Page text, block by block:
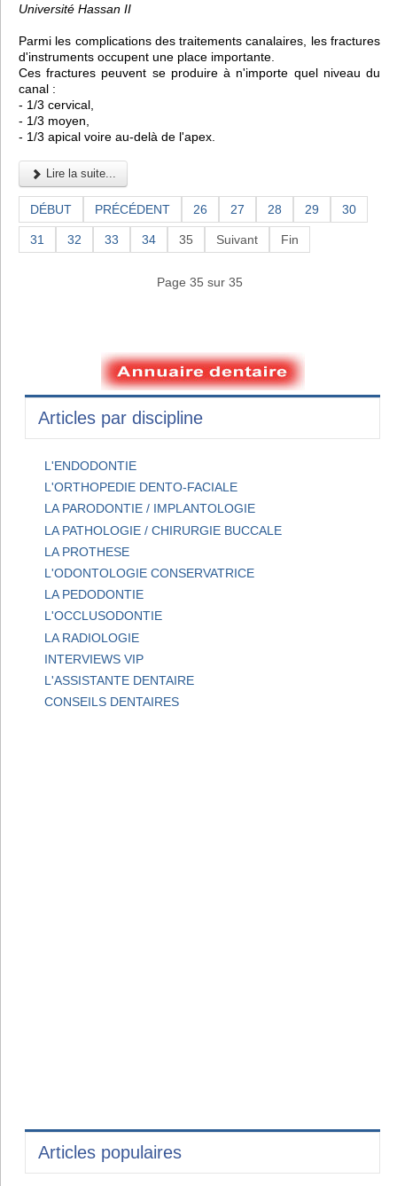
Université Hassan II
Parmi les complications des traitements canalaires, les fractures
d'instruments occupent une place importante.
Ces fractures peuvent se produire à n'importe quel niveau du
canal :
- 1/3 cervical,
- 1/3 moyen,
- 1/3 apical voire au-delà de l'apex.
Lire la suite...
DÉBUT PRÉCÉDENT 26 27 28 29 30
31 32 33 34 35 Suivant Fin
Page 35 sur 35
Articles par discipline
L'ENDODONTIE
L'ORTHOPEDIE DENTO-FACIALE
LA PARODONTIE / IMPLANTOLOGIE
LA PATHOLOGIE / CHIRURGIE BUCCALE
LA PROTHESE
L'ODONTOLOGIE CONSERVATRICE
LA PEDODONTIE
L'OCCLUSODONTIE
LA RADIOLOGIE
INTERVIEWS VIP
L'ASSISTANTE DENTAIRE
CONSEILS DENTAIRES
Articles populaires